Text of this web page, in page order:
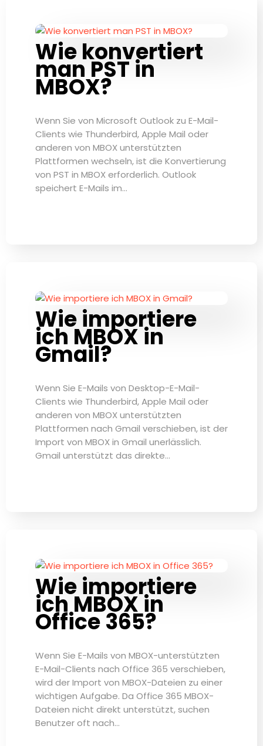
Wie konvertiert
man PST in
MBOX?
Wenn Sie von Microsoft Outlook zu E-Mail-
Clients wie Thunderbird, Apple Mail oder
anderen von MBOX unterstützten
Plattformen wechseln, ist die Konvertierung
von PST in MBOX erforderlich. Outlook
speichert E-Mails im…
Wie importiere
ich MBOX in
Gmail?
Wenn Sie E-Mails von Desktop-E-Mail-
Clients wie Thunderbird, Apple Mail oder
anderen von MBOX unterstützten
Plattformen nach Gmail verschieben, ist der
Import von MBOX in Gmail unerlässlich.
Gmail unterstützt das direkte…
Wie importiere
ich MBOX in
Office 365?
Wenn Sie E-Mails von MBOX-unterstützten
E-Mail-Clients nach Office 365 verschieben,
wird der Import von MBOX-Dateien zu einer
wichtigen Aufgabe. Da Office 365 MBOX-
Dateien nicht direkt unterstützt, suchen
Benutzer oft nach…